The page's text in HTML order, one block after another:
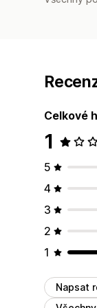
Celkové
1
5
4
3
2
1
Napsat